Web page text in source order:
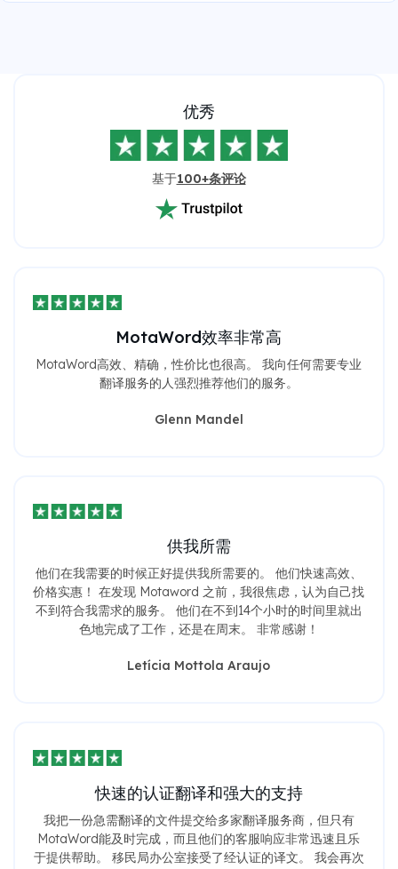
优秀
基于 100+条评论
MotaWord效率非常高
MotaWord高效、精确，性价比也很高。 我向任何需要专业
供我所需
他们在我需要的时候正好提供我所需要的。 他们快速高效、
价格实惠！ 在发现 Motaword 之前，我很焦虑，认为自己找
不到符合我需求的服务。 他们在不到14个小时的时间里就出
快速的认证翻译和强大的支持
我把一份急需翻译的文件提交给多家翻译服务商，但只有
MotaWord能及时完成，而且他们的客服响应非常迅速且乐